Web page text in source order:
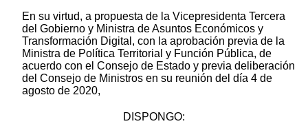
En su virtud, a propuesta de la Vicepresidenta Tercera
del Gobierno y Ministra de Asuntos Económicos y
Transformación Digital, con la aprobación previa de la
Ministra de Política Territorial y Función Pública, de
acuerdo con el Consejo de Estado y previa deliberación
del Consejo de Ministros en su reunión del día 4 de
agosto de 2020,
DISPONGO: